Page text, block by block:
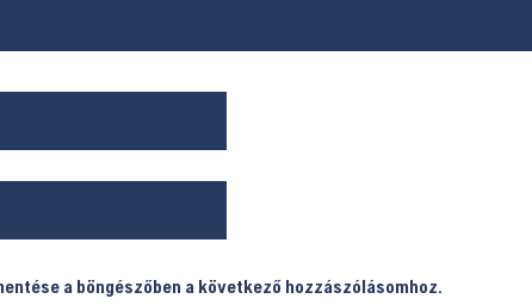
a böngészőben a következő hozzászólásomhoz.